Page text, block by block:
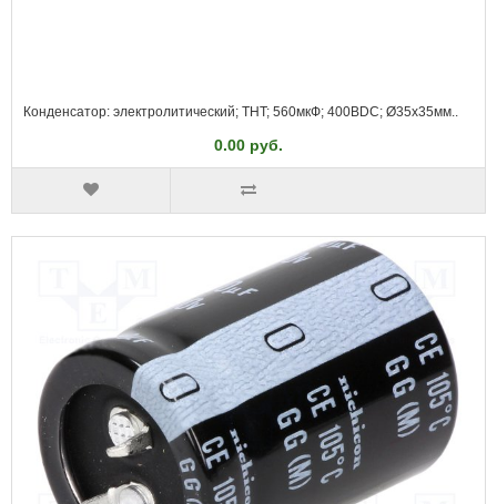
Конденсатор: электролитический; THT; 560мкФ; 400ВDC; Ø35x35мм..
0.00 руб.